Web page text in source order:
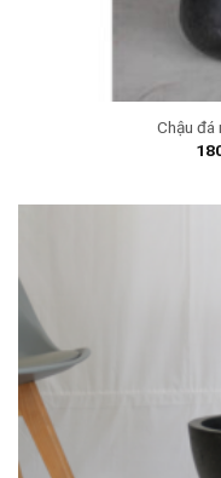
Chậu đá